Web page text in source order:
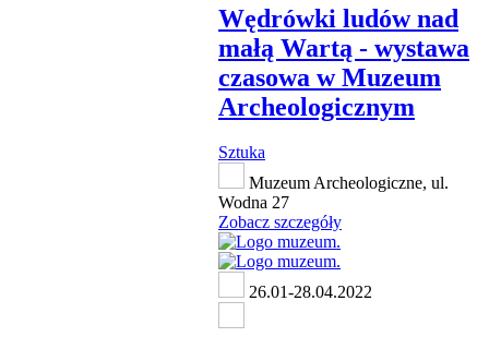
Wędrówki ludów nad
małą Wartą - wystawa
czasowa w Muzeum
Archeologicznym
Sztuka
Muzeum Archeologiczne, ul.
Wodna 27
Zobacz szczegóły
26.01-28.04.2022